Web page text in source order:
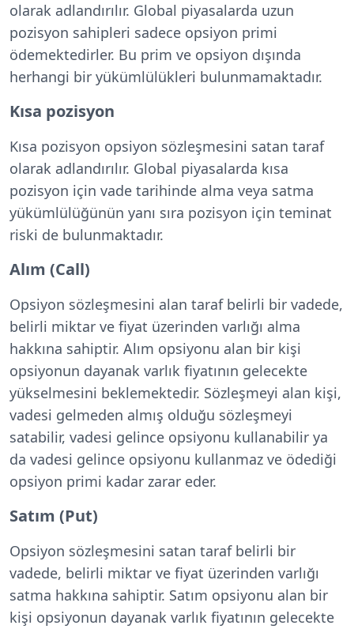
olarak adlandırılır. Global piyasalarda uzun
pozisyon sahipleri sadece opsiyon primi
ödemektedirler. Bu prim ve opsiyon dışında
herhangi bir yükümlülükleri bulunmamaktadır.
Kısa pozisyon
Kısa pozisyon opsiyon sözleşmesini satan taraf
olarak adlandırılır. Global piyasalarda kısa
pozisyon için vade tarihinde alma veya satma
yükümlülüğünün yanı sıra pozisyon için teminat
riski de bulunmaktadır.
Alım (Call)
Opsiyon sözleşmesini alan taraf belirli bir vadede,
belirli miktar ve fiyat üzerinden varlığı alma
hakkına sahiptir. Alım opsiyonu alan bir kişi
opsiyonun dayanak varlık fiyatının gelecekte
yükselmesini beklemektedir. Sözleşmeyi alan kişi,
vadesi gelmeden almış olduğu sözleşmeyi
satabilir, vadesi gelince opsiyonu kullanabilir ya
da vadesi gelince opsiyonu kullanmaz ve ödediği
opsiyon primi kadar zarar eder.
Satım (Put)
Opsiyon sözleşmesini satan taraf belirli bir
vadede, belirli miktar ve fiyat üzerinden varlığı
satma hakkına sahiptir. Satım opsiyonu alan bir
kişi opsiyonun dayanak varlık fiyatının gelecekte